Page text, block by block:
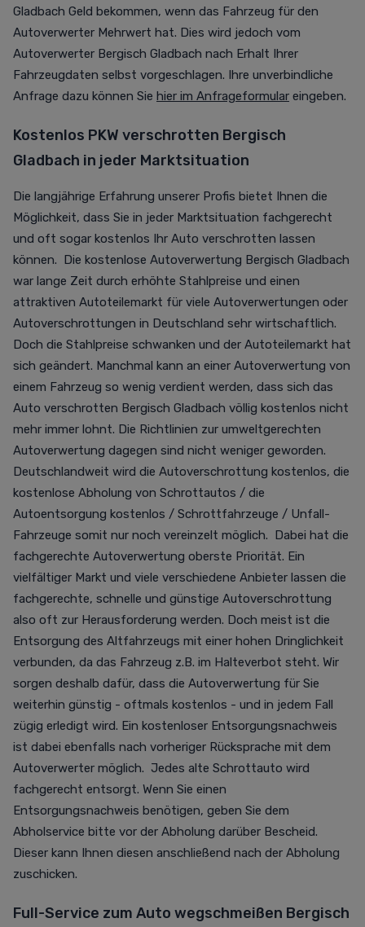
Gladbach Geld bekommen, wenn das Fahrzeug für den
Autoverwerter Mehrwert hat. Dies wird jedoch vom
Autoverwerter Bergisch Gladbach nach Erhalt Ihrer
Fahrzeugdaten selbst vorgeschlagen. Ihre unverbindliche
Anfrage dazu können Sie hier im Anfrageformular eingeben.
Kostenlos PKW verschrotten Bergisch
Gladbach in jeder Marktsituation
Die langjährige Erfahrung unserer Profis bietet Ihnen die
Möglichkeit, dass Sie in jeder Marktsituation fachgerecht
und oft sogar kostenlos Ihr Auto verschrotten lassen
können. Die kostenlose Autoverwertung Bergisch Gladbach
war lange Zeit durch erhöhte Stahlpreise und einen
attraktiven Autoteilemarkt für viele Autoverwertungen oder
Autoverschrottungen in Deutschland sehr wirtschaftlich.
Doch die Stahlpreise schwanken und der Autoteilemarkt hat
sich geändert. Manchmal kann an einer Autoverwertung von
einem Fahrzeug so wenig verdient werden, dass sich das
Auto verschrotten Bergisch Gladbach völlig kostenlos nicht
mehr immer lohnt. Die Richtlinien zur umweltgerechten
Autoverwertung dagegen sind nicht weniger geworden.
Deutschlandweit wird die Autoverschrottung kostenlos, die
kostenlose Abholung von Schrottautos / die
Autoentsorgung kostenlos / Schrottfahrzeuge / Unfall-
Fahrzeuge somit nur noch vereinzelt möglich. Dabei hat die
fachgerechte Autoverwertung oberste Priorität. Ein
vielfältiger Markt und viele verschiedene Anbieter lassen die
fachgerechte, schnelle und günstige Autoverschrottung
also oft zur Herausforderung werden. Doch meist ist die
Entsorgung des Altfahrzeugs mit einer hohen Dringlichkeit
verbunden, da das Fahrzeug z.B. im Halteverbot steht. Wir
sorgen deshalb dafür, dass die Autoverwertung für Sie
weiterhin günstig - oftmals kostenlos - und in jedem Fall
zügig erledigt wird. Ein kostenloser Entsorgungsnachweis
ist dabei ebenfalls nach vorheriger Rücksprache mit dem
Autoverwerter möglich. Jedes alte Schrottauto wird
fachgerecht entsorgt. Wenn Sie einen
Entsorgungsnachweis benötigen, geben Sie dem
Abholservice bitte vor der Abholung darüber Bescheid.
Dieser kann Ihnen diesen anschließend nach der Abholung
zuschicken.
Full-Service zum Auto wegschmeißen Bergisch